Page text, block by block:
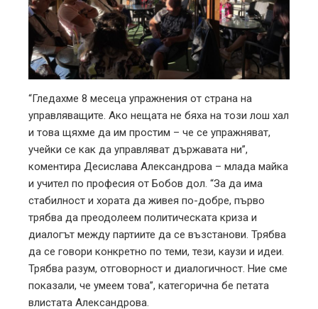
“Гледахме 8 месеца упражнения от страна на
управляващите. Ако нещата не бяха на този лош хал
и това щяхме да им простим – че се упражняват,
учейки се как да управляват държавата ни”,
коментира Десислава Александрова – млада майка
и учител по професия от Бобов дол. “За да има
стабилност и хората да живея по-добре, първо
трябва да преодолеем политическата криза и
диалогът между партиите да се възстанови. Трябва
да се говори конкретно по теми, тези, каузи и идеи.
Трябва разум, отговорност и диалогичност. Ние сме
показали, че умеем това”, категорична бе петата
влистата Александрова.